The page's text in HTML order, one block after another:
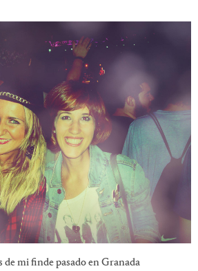
mi finde pasado en Granada